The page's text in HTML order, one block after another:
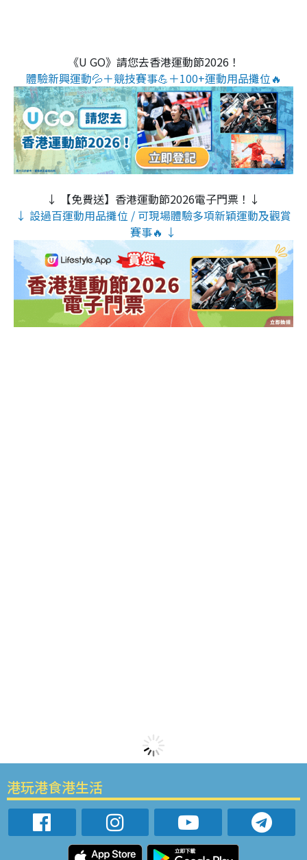
《U GO》請您去香港運動節2026！
體驗新興運動💦＋競技賽事💪＋100+運動用品攤位🔥
↓ 【免費送】香港運動節2026電子門票！↓
↓ 設過百運動用品攤位 / 可現場體驗多項新穎運動及觀賞
賽事🔥 ↓
港玩港食港生活